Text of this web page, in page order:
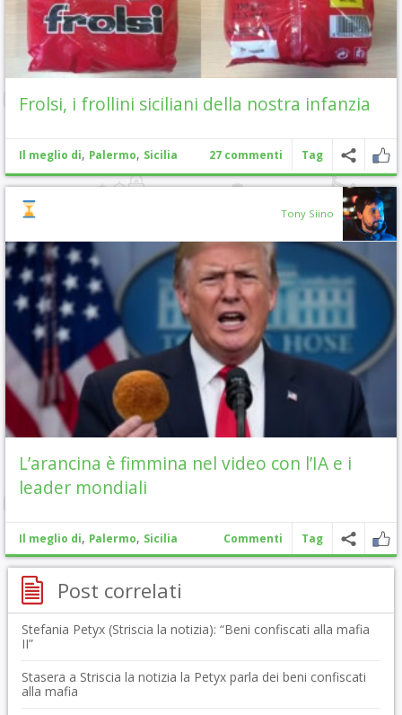
Frolsi, i frollini siciliani della nostra infanzia
Il meglio di, Palermo, Sicilia 27 commenti Tag
Tony Siino
L’arancina è fimmina nel video con l’IA e i
leader mondiali
Il meglio di, Palermo, Sicilia Commenti Tag
Post correlati
Stefania Petyx (Striscia la notizia): “Beni confiscati alla mafia
II”
Stasera a Striscia la notizia la Petyx parla dei beni confiscati
alla mafia